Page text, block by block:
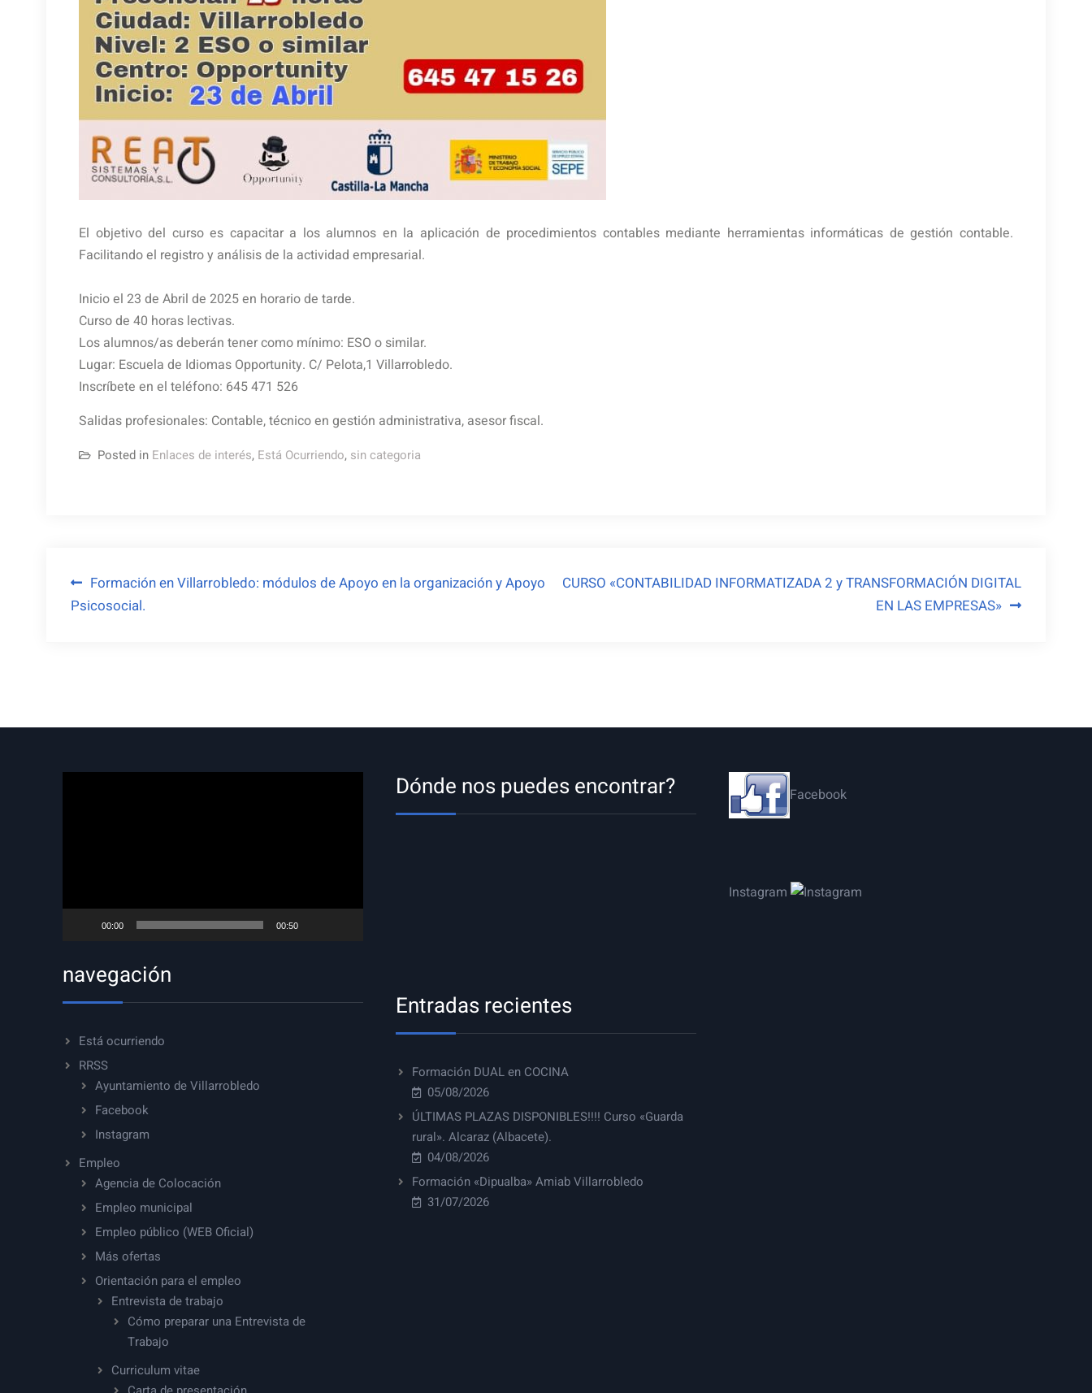
El objetivo del curso es capacitar a los alumnos en la aplicación de procedimientos contables mediante herramientas informáticas de gestión contable.
Facilitando el registro y análisis de la actividad empresarial.
Inicio el 23 de Abril de 2025 en horario de tarde.
Curso de 40 horas lectivas.
Los alumnos/as deberán tener como mínimo: ESO o similar.
Lugar: Escuela de Idiomas Opportunity. C/ Pelota,1 Villarrobledo.
Inscríbete en el teléfono: 645 471 526
Salidas profesionales: Contable, técnico en gestión administrativa, asesor fiscal.
Posted in Enlaces de interés, Está Ocurriendo, sin categoria
Navegación
de
Formación en Villarrobledo: módulos de Apoyo en la organización y Apoyo
Psicosocial.
CURSO «CONTABILIDAD INFORMATIZADA 2 y TRANSFORMACIÓN DIGITAL
EN LAS EMPRESAS»
00:00 00:50
navegación
Está ocurriendo
RRSS
Ayuntamiento de Villarrobledo
Facebook
Instagram
Empleo
Agencia de Colocación
Empleo municipal
Empleo público (WEB Oficial)
Más ofertas
Orientación para el empleo
Entrevista de trabajo
Cómo preparar una Entrevista de
Trabajo
Curriculum vitae
Dónde nos puedes encontrar?
Entradas recientes
Formación DUAL en COCINA
05/08/2026
ÚLTIMAS PLAZAS DISPONIBLES!!!! Curso «Guarda
rural». Alcaraz (Albacete).
04/08/2026
Formación «Dipualba» Amiab Villarrobledo
31/07/2026
Facebook
Instagram